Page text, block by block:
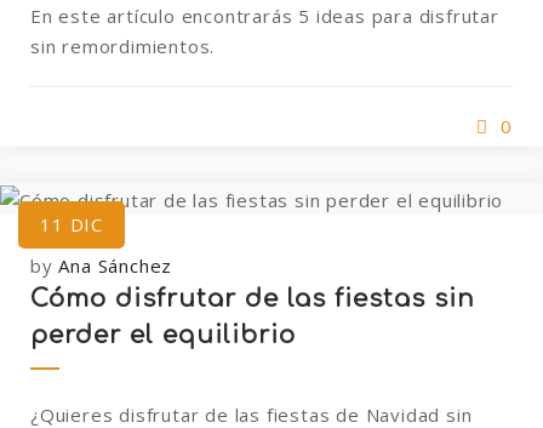
En este artículo encontrarás 5 ideas para disfrutar
sin remordimientos.
0
11 DIC
byAna Sánchez
Cómo disfrutar de las fiestas sin
perder el equilibrio
¿Quieres disfrutar de las fiestas de Navidad sin